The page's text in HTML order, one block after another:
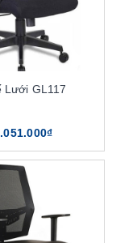
Lưới GL117